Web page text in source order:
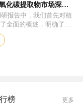
抗氧剂、光稳定剂、阻
能、物理性能和化学性
化碳提取物市场深度
前景分析
报告中，我们首先对植
全面的概述，明确了市
分产品的定义与特点进
应用场景及其客群洞
榜 更多